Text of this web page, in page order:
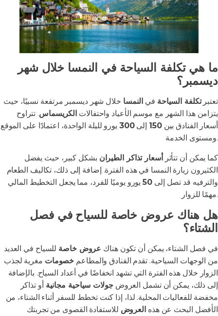
ما هي تكلفة السياحة في النمسا خلال شهر
ديسمبر؟
تعتبرتكلفة السياحة في النمسا خلال شهر ديسمبر مرتفعة نسبيًا، حيث
يتزامن هذا الشهر مع موسم الأعياد واحتفالات الكريسماس. تتراوح
أسعار الفنادق بين150 إلى300 يورو لليلة الواحدة، اعتمادًا على الموقع
ومستوى الخدمة.
كما يمكن أن تتأثر أسعار تذاكر الطيران بشكل كبير، حيث يفضل
الكثيرون زيارة النمسا في هذه الفترة. إضافة إلى ذلك، تكاليف الطعام
والترفيه قد تصل إلى 50يورو يوميًا للفرد، مما يجعل التخطيط المالي
مهمًا للزوار.
هل هناك عروض خاصة للسياح في فصل
الشتاء؟
في فصل الشتاء، يمكن أن تكون هناك عروض خاصة للسياح في العديد
من الوجهات السياحية. تقدم الفنادق والمطاعم خصومات مغرية لجذب
الزوار خلال هذه الفترة التي تشهد انخفاضًا في أعداد السياح. بالإضافة
إلى ذلك، يمكن أن تشمل العروضجولات سياحية مجانية أو تذاكر
مخفضة للفعاليات المحلية. لذا، إذا كنت تخطط للسفر أثناء الشتاء، من
الأفضل البحث عن هذه العروض للاستفادة القصوى من تجربتك